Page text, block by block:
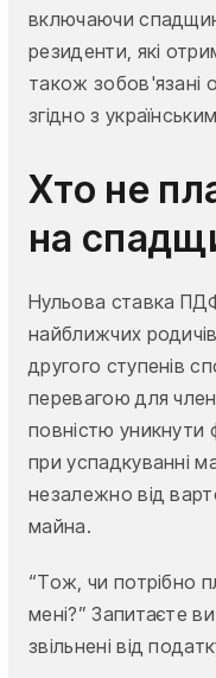
включаючи
резиденти, які
також зобов'язані
згідно з
Хто не
на
Нульова ставка
найближчих
другого ступенів
перевагою для
повністю уникнути
при успадкуванні
незалежно від
майна.
“Тож, чи потрібно
мені?” Запитаєте
звільнені від